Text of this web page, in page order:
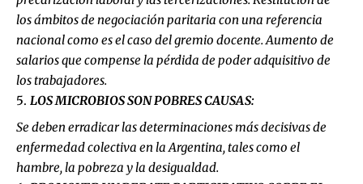
los ámbitos de negociación paritaria con una referencia
nacional como es el caso del gremio docente. Aumento de
salarios que compense la pérdida de poder adquisitivo de
los trabajadores.
LOS MICROBIOS SON POBRES CAUSAS:
Se deben erradicar las determinaciones más decisivas de
enfermedad colectiva en la Argentina, tales como el
hambre, la pobreza y la desigualdad.